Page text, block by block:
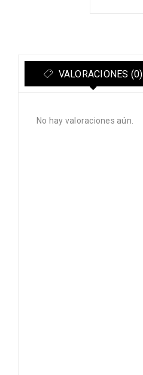
VALORACIONES (0)
No hay valoraciones aún.